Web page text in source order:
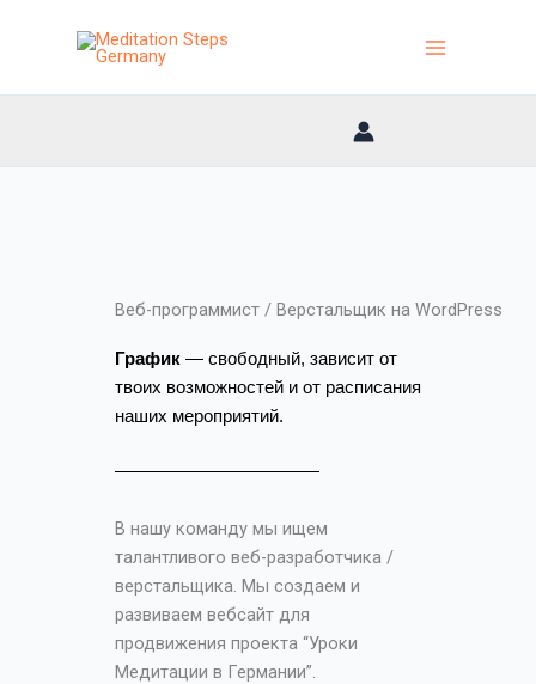
Веб-программист / Верстальщик на WordPress
График — свободный, зависит от
твоих возможностей и от расписания
наших мероприятий.
В нашу команду мы ищем
талантливого веб-разработчика /
верстальщика. Мы создаем и
развиваем вебсайт для
продвижения проекта “Уроки
Медитации в Германии”.